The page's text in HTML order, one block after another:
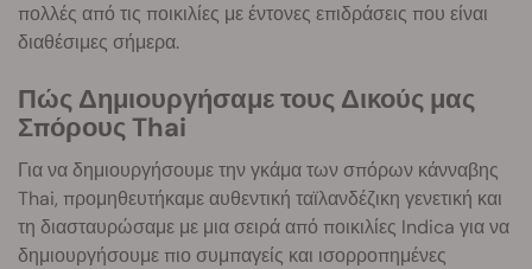
πολλές από τις ποικιλίες με έντονες επιδράσεις που είναι
διαθέσιμες σήμερα.
Πώς Δημιουργήσαμε τους Δικούς μας
Σπόρους Thai
Για να δημιουργήσουμε την γκάμα των σπόρων κάνναβης
Thai, προμηθευτήκαμε αυθεντική ταϊλανδέζικη γενετική και
τη διασταυρώσαμε με μια σειρά από ποικιλίες Indica για να
δημιουργήσουμε πιο συμπαγείς και ισορροπημένες